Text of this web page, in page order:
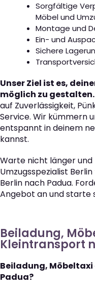
Sorgfältige
Möbel und
Montage und
Ein- und
Sichere
Unser Ziel ist es,
möglich zu gestalten.
auf Zuverlässigkeit,
Service. Wir kümmern
entspannt in deinem
kannst.
Warte nicht länger
Umzugsspezialist
Berlin nach Padua.
Angebot an und starte
Beiladung,
Kleintransport
Beiladung,
Padua?